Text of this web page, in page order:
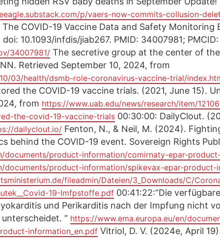
p/vaers-now-commits-collusion-
COVID-19 Vaccine Data and Safety Monitoring
10.1093/infdis/jiab267. PMID: 34007981;
34007981/ The secretive group at the center of
Retrieved September 10, 2024, from
03/health/dsmb-role-coronavirus-vaccine-trial/
the COVID-19 vaccine trials. (2021, June 15).
from https://www.uab.edu/news/research/item/
the-covid-19-vaccine-trials 00:30:00: DailyClout.
dailyclout.io/ Fenton, N., & Neil, M. (2024).
behind the COVID-19 event. Sovereign Rights
documents/product-information/comirnaty-epar-
documents/product-information/spikevax-epar-product-
fileadmin/Dateien/3_Downloads/C/
19-Imfpstoffe.pdf 00:41:22:“Die
und Perikarditis nach der Impfung nicht
“ https://www.ema.europa.eu/en/
information_en.pdf Vitriol, D. V. (2024e, April